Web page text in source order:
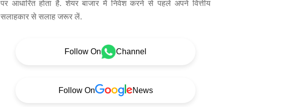
पर आधारित होता है. शेयर बाजार में निवेश करने से पहले अपने वित्तीय
सलाहकार से सलाह जरूर लें.
Follow On Channel
Follow On News